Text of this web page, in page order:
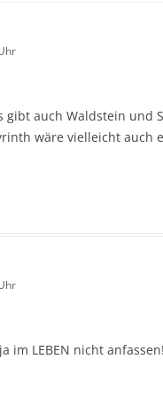
gibt auch Waldstein und
wäre vielleicht auch
im LEBEN nicht